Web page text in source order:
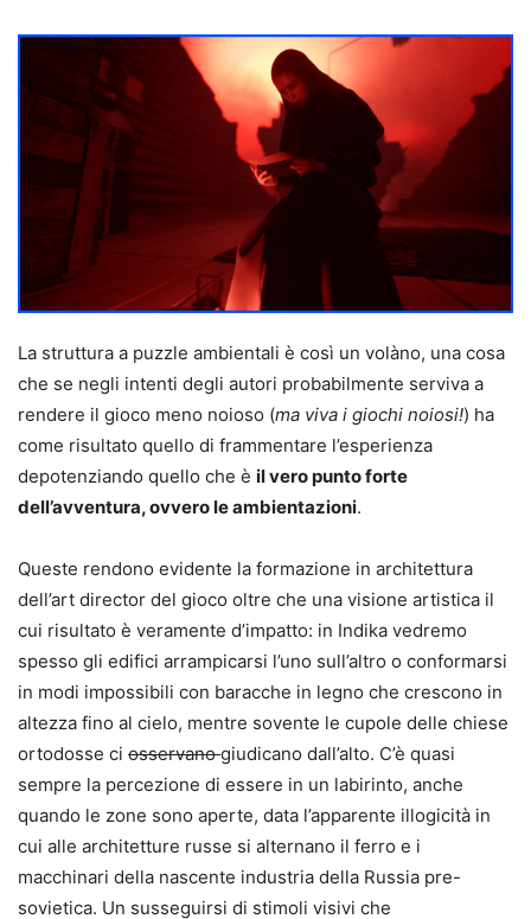
La struttura a puzzle ambientali è così un volàno, una cosa
che se negli intenti degli autori probabilmente serviva a
rendere il gioco meno noioso (ma viva i giochi noiosi!) ha
come risultato quello di frammentare l’esperienza
depotenziando quello che è il vero punto forte
dell’avventura, ovvero le ambientazioni.
Queste rendono evidente la formazione in architettura
dell’art director del gioco oltre che una visione artistica il
cui risultato è veramente d’impatto: in Indika vedremo
spesso gli edifici arrampicarsi l’uno sull’altro o conformarsi
in modi impossibili con baracche in legno che crescono in
altezza fino al cielo, mentre sovente le cupole delle chiese
ortodosse ci osservanogiudicano dall’alto. C’è quasi
sempre la percezione di essere in un labirinto, anche
quando le zone sono aperte, data l’apparente illogicità in
cui alle architetture russe si alternano il ferro e i
macchinari della nascente industria della Russia pre-
sovietica. Un susseguirsi di stimoli visivi che